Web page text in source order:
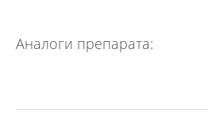
Аналоги препарата: